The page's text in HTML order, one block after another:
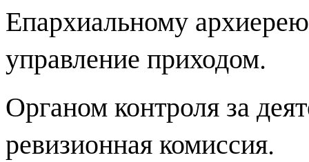
Епархиальному
управление приходом.
Органом контроля за
ревизионная комиссия.